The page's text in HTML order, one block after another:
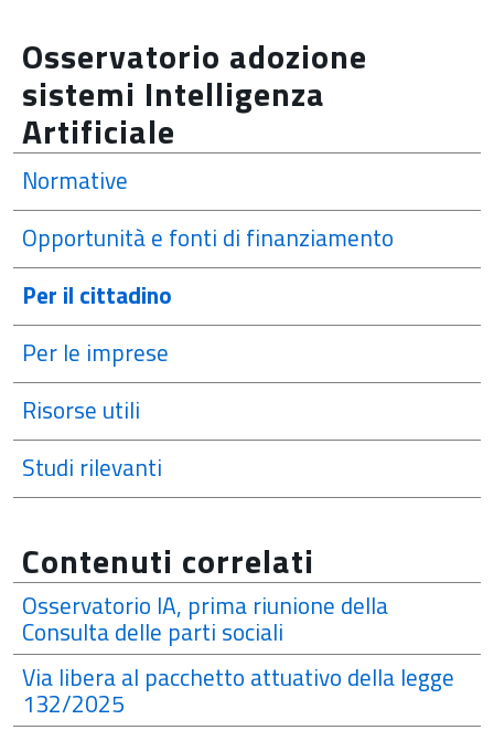
Osservatorio adozione
sistemi Intelligenza
Artificiale
Normative
Opportunità e fonti di finanziamento
Per il cittadino
Per le imprese
Risorse utili
Studi rilevanti
Contenuti correlati
Osservatorio IA, prima riunione della
Consulta delle parti sociali
Via libera al pacchetto attuativo della legge
132/2025